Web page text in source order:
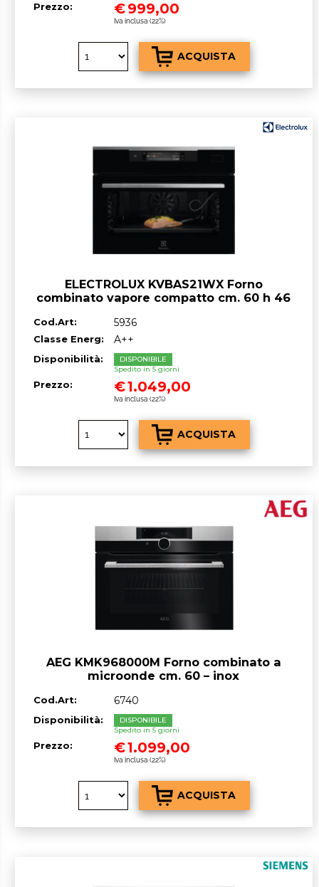
Prezzo: €999,00
Iva inclusa (22%)
ELECTROLUX KVBAS21WX Forno
combinato vapore compatto cm. 60 h 46
Cod.Art: 5936
Classe Energ: A++
Disponibilità:
DISPONIBILE
Spedito in 5 giorni
Prezzo: €1.049,00
Iva inclusa (22%)
AEG KMK968000M Forno combinato a
microonde cm. 60 – inox
Cod.Art: 6740
Disponibilità:
DISPONIBILE
Spedito in 5 giorni
Prezzo: €1.099,00
Iva inclusa (22%)